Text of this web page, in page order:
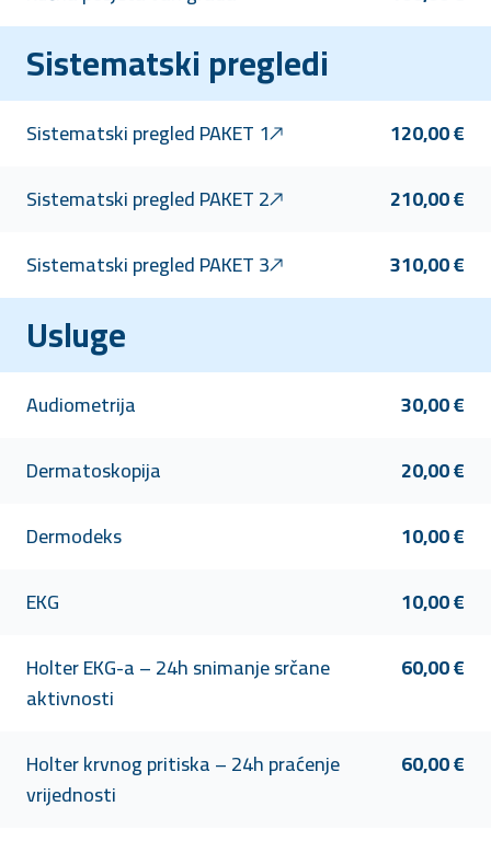
Sistematski pregledi
Sistematski pregled PAKET 1
120,00 €
Sistematski pregled PAKET 2
210,00 €
Sistematski pregled PAKET 3
310,00 €
Usluge
Audiometrija
30,00 €
Dermatoskopija
20,00 €
Dermodeks
10,00 €
EKG
10,00 €
Holter EKG-a – 24h snimanje srčane
aktivnosti
60,00 €
Holter krvnog pritiska – 24h praćenje
vrijednosti
60,00 €